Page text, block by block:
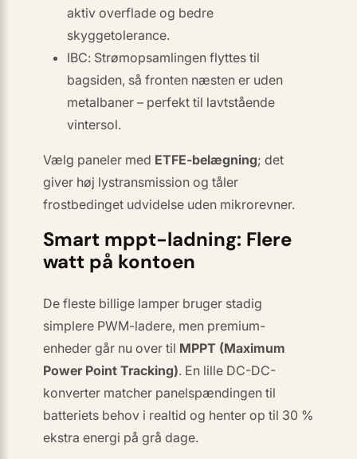
aktiv overflade og bedre
skyggetolerance.
IBC: Strømopsamlingen flyttes til
bagsiden, så fronten næsten er uden
metalbaner – perfekt til lavtstående
vinter­sol.
Vælg paneler med ETFE-belægning; det
giver høj lystransmission og tåler
frostbedinget udvidelse uden mikrorevner.
Smart mppt-ladning: Flere
watt på kontoen
De fleste billige lamper bruger stadig
simplere PWM-ladere, men premium-
enheder går nu over til MPPT (Maximum
Power Point Tracking). En lille DC-DC-
konverter matcher panelspændingen til
batteriets behov i realtid og henter op til 30 %
ekstra energi på grå dage.